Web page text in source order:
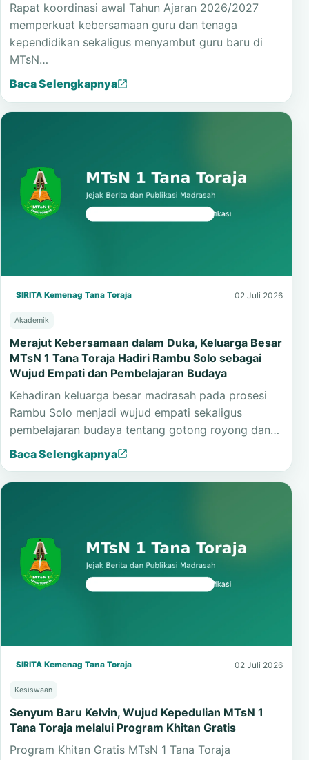
Rapat Koordinasi dan Penyambutan Guru Baru di
MTsN 1 Tana Toraja
Rapat koordinasi awal Tahun Ajaran 2026/2027
kependidikan sekaligus menyambut guru baru di
MTsN…
SIRITA Kemenag Tana Toraja 02 Juli 2026
Akademik
MTsN 1 Tana Toraja Hadiri Rambu Solo sebagai
Wujud Empati dan Pembelajaran Budaya
Kehadiran keluarga besar madrasah pada prosesi
Rambu Solo menjadi wujud empati sekaligus
pembelajaran budaya tentang gotong royong dan…
SIRITA Kemenag Tana Toraja 02 Juli 2026
Kesiswaan